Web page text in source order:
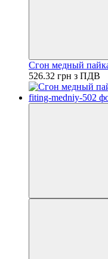
Сгон медный
526.32 грн з ПДВ